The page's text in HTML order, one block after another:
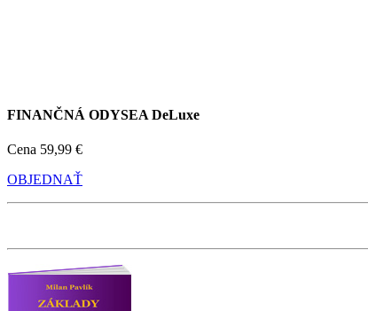
FINANČNÁ ODYSEA DeLuxe
Cena 59,99 €
OBJEDNAŤ